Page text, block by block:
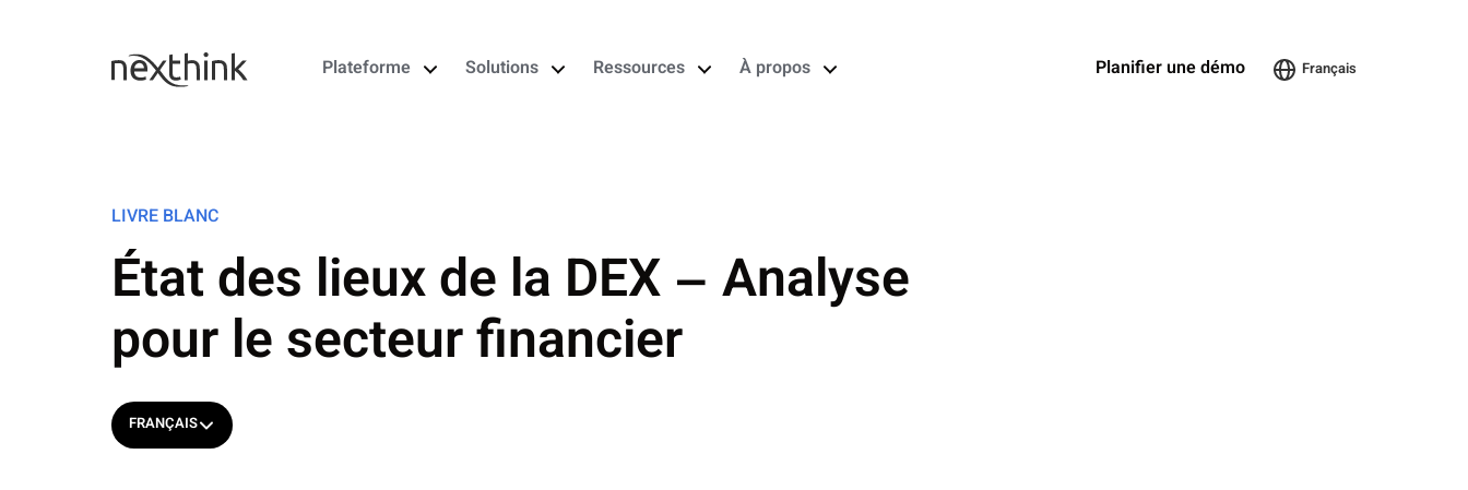
Plateforme Solutions Ressources À propos Planifier une démo Français
LIVRE BLANC
État des lieux de la DEX – Analyse
pour le secteur financier
FRANÇAIS